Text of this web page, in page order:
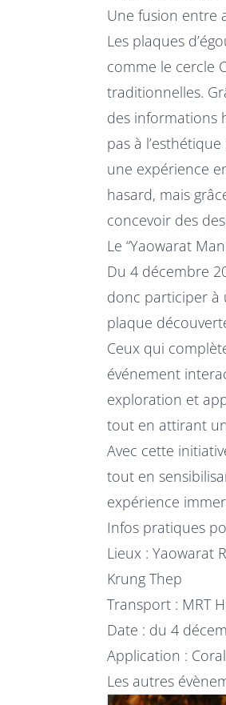
Une fusion entre
Les plaques
comme le cercle
traditionnelles.
des informations
pas à
une expérience
hasard, mais
concevoir des
Le “Yaowarat
Du 4 décembre
donc participer à
plaque
Ceux qui
événement
exploration et
tout en attirant
Avec cette
tout en
expérience
Infos pratiques
Lieux : Yaowarat
Krung Thep
Transport : MRT
Date : du 4
Application :
Les autres